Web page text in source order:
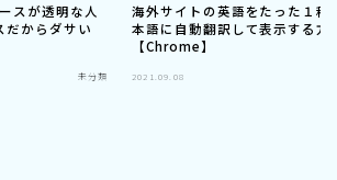
スが透明な人
だからダサい
未分類
海外サイトの英語をたった１秒
本語に自動翻訳して表示する方
【Chrome】
2021.09.08